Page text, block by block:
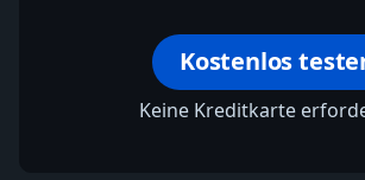
Kostenlos
Keine Kreditkarte